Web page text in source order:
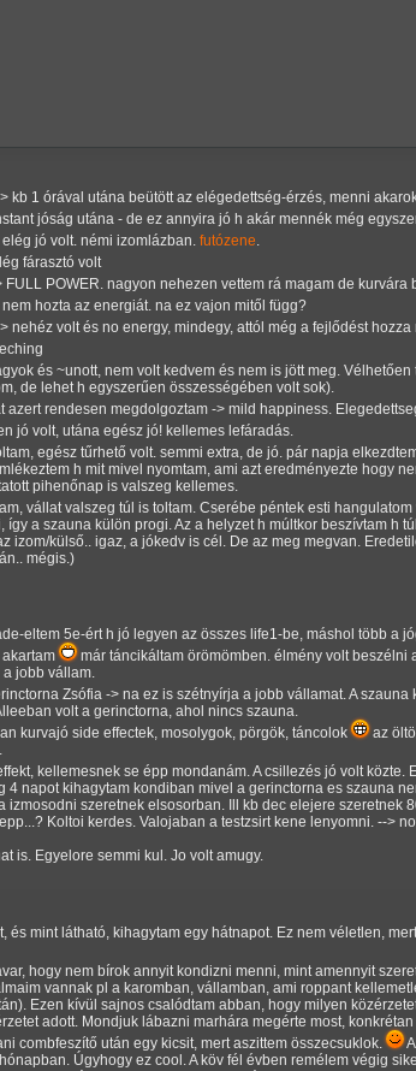
kb 1 órával utána beütött az elégedettség-érzés, menni
jóság utána - de ez annyira jó h akár mennék még
jó volt. némi izomlázban. futózene
fárasztó volt
POWER. nagyon nehezen vettem rá magam de kurvára
hozta az energiát. na ez vajon mitől függ?
nehéz volt és no energy, mindegy, attól még a fejlődést hozza
és ~unott, nem volt kedvem és nem is jött meg.
de lehet h egyszerűen összességében volt sok).
azert rendesen megdolgoztam -> mild happiness.
jó volt, utána egész jó! kellemes lefáradás.
egész tűrhető volt. semmi extra, de jó. pár napja
h mit mivel nyomtam, ami azt eredményezte hogy
pihenőnap is valszeg kellemes.
vállat valszeg túl is toltam. Cserébe péntek esti
a szauna külön progi. Az a helyzet h múltkor beszívtam h
izom/külső.. igaz, a jókedv is cél. De az meg megvan.
mégis.)
eltem 5e-ért h jó legyen az összes life1-be, máshol több a
akartam
már táncikáltam örömömben. élmény volt beszélni
a jobb vállam.
Zsófia -> na ez is szétnyírja a jobb vállamat. A
volt a gerinctorna, ahol nincs szauna.
kurvajó side effectek, mosolygok, pörgök, táncolok
az
kellemesnek se épp mondanám. A csillezés jó volt
4 napot kihagytam kondiban mivel a gerinctorna es szauna
izmosodni szeretnek elsosorban. Ill kb dec elejere szeretnek
Koltoi kerdes. Valojaban a testzsirt kene lenyomni. -->
is. Egyelore semmi kul. Jo volt amugy.
és mint látható, kihagytam egy hátnapot. Ez nem véletlen,
hogy nem bírok annyit kondizni menni, mint amennyit
vannak pl a karomban, vállamban, ami roppant
Ezen kívül sajnos csalódtam abban, hogy milyen
adott. Mondjuk lábazni marhára megérte most,
combfeszítő után egy kicsit, mert aszittem összecsuklok.
Úgyhogy ez cool. A köv fél évben remélem végig